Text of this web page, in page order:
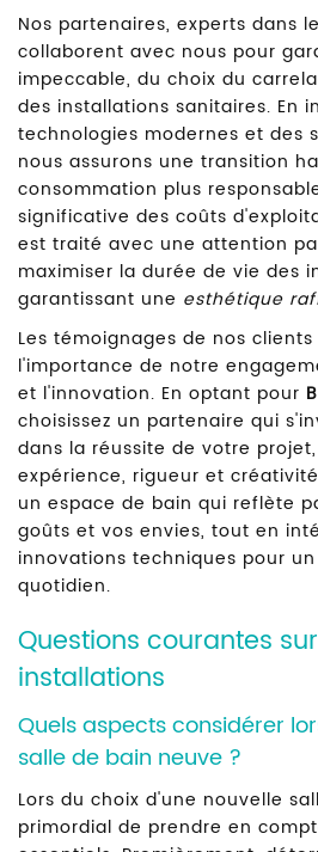
Nos partenaires, experts dans
collaborent avec nous pour
impeccable, du choix du
des installations sanitaires. En
technologies modernes et des
nous assurons une transition
consommation plus
significative des coûts
est traité avec une attention
maximiser la durée de vie des
garantissant une esthétique
Les témoignages de nos
l'importance de notre
et l'innovation. En optant pour
choisissez un partenaire qui
dans la réussite de votre
expérience, rigueur et
un espace de bain qui reflète
goûts et vos envies, tout en
innovations techniques pour un
quotidien.
Questions courantes
installations
Quels aspects considérer
salle de bain neuve ?
Lors du choix d'une nouvelle
primordial de prendre en